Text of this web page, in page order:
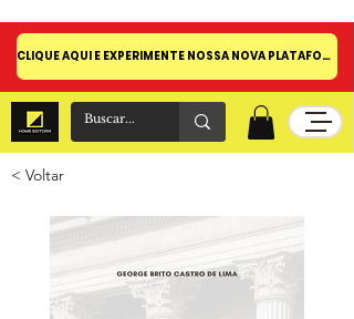
CLIQUE AQUI E EXPERIMENTE NOSSA NOVA PLATAFORMA!
< Voltar